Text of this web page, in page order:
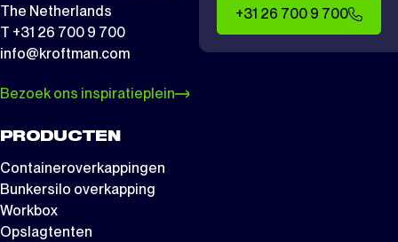
The Netherlands
T +31 26 700 9 700
info@kroftman.com
Bezoek ons inspiratieplein
PRODUCTEN
Containeroverkappingen
Bunkersilo overkapping
Workbox
Opslagtenten
+31 26 700 9 700